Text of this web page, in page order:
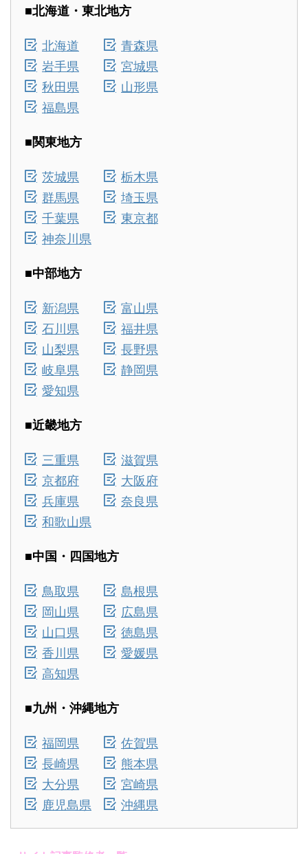
■北海道・東北地方
北海道
青森県
岩手県
宮城県
秋田県
山形県
福島県
■関東地方
茨城県
栃木県
群馬県
埼玉県
千葉県
東京都
神奈川県
■中部地方
新潟県
富山県
石川県
福井県
山梨県
長野県
岐阜県
静岡県
愛知県
■近畿地方
三重県
滋賀県
京都府
大阪府
兵庫県
奈良県
和歌山県
■中国・四国地方
鳥取県
島根県
岡山県
広島県
山口県
徳島県
香川県
愛媛県
高知県
■九州・沖縄地方
福岡県
佐賀県
長崎県
熊本県
大分県
宮崎県
鹿児島県
沖縄県